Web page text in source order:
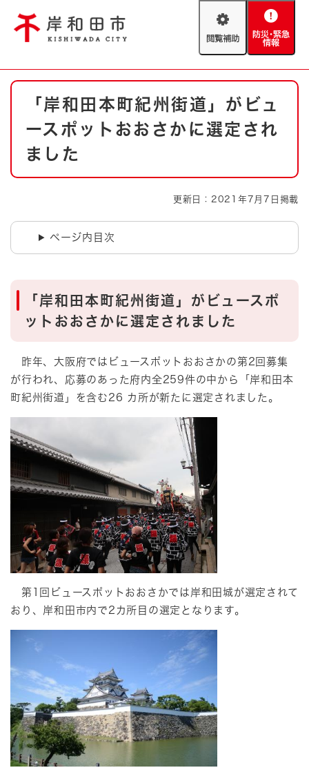
閲
助
防
緊
情
報
やさしい日本語
文字サイズ
防災・緊急情報 救急・消防
ハザードマップ AED設置箇所
本
「岸和田本町紀州街道」がビュ
ースポットおおさかに選定され
ました
更新日：2021年7月7日掲載
ページ内目次
「岸和田本町紀州街道」がビュースポ
ットおおさかに選定されました
昨年、大阪府ではビュースポットおおさかの第2回募集
が行われ、応募のあった府内全259件の中から「岸和田本
町紀州街道」を含む26 カ所が新たに選定されました。
第1回ビュースポットおおさかでは岸和田城が選定されて
おり、岸和田市内で2カ所目の選定となります。